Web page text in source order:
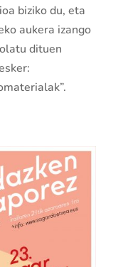
biziko du, eta
aukera izango
dituen